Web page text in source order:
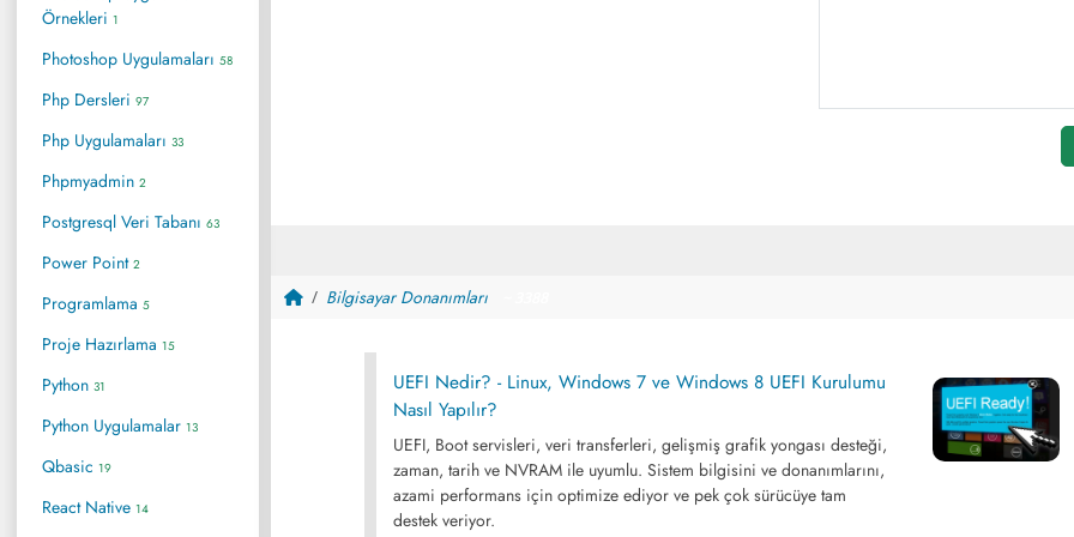
Örnekleri 1
Photoshop Uygulamaları 58
Php Dersleri 97
Php Uygulamaları 33
Phpmyadmin 2
Postgresql Veri Tabanı 63
Power Point 2
Programlama 5
Proje Hazırlama 15
Python 31
Python Uygulamalar 13
Qbasic 19
React Native 14
Bilgisayar Donanımları
UEFI Nedir? - Linux, Windows 7 ve Windows 8 UEFI Kurulumu
Nasıl Yapılır?
UEFI, Boot servisleri, veri transferleri, gelişmiş grafik yongası desteği,
zaman, tarih ve NVRAM ile uyumlu. Sistem bilgisini ve donanımlarını,
azami performans için optimize ediyor ve pek çok sürücüye tam
destek veriyor.